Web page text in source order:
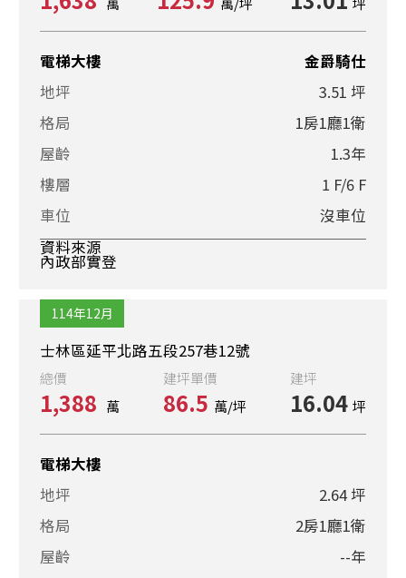
電梯大樓
金爵騎仕
地坪
3.51 坪
格局
1房1廳1衛
屋齡
1.3年
樓層
1 F/6 F
車位
沒車位
資料來源
內政部實登
114年12月
士林區延平北路五段257巷12號
總價
1,388 萬
建坪單價
86.5 萬/坪
建坪
16.04 坪
電梯大樓
地坪
2.64 坪
格局
2房1廳1衛
屋齡
--年